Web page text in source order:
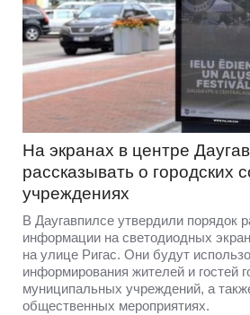
На экранах в центре
рассказывать о городских
учреждениях
В Даугавпилсе утвердили порядок
информации на светодиодных
на улице Ригас. Они будут
информирования жителей и гостей
муниципальных учреждений, а
общественных мероприятиях.